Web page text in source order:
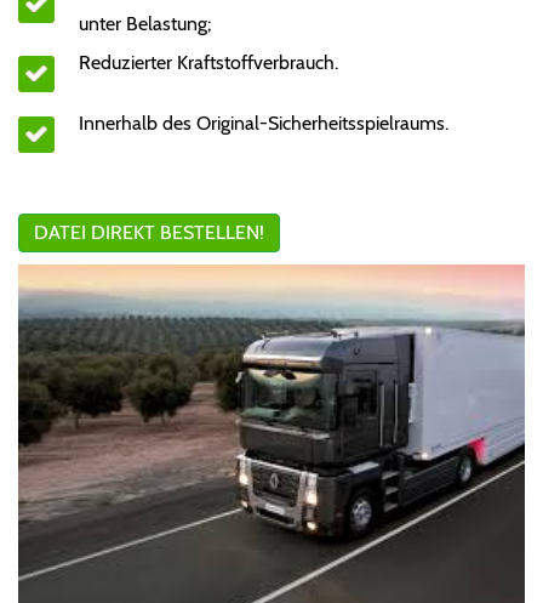
unter Belastung;
Reduzierter Kraftstoffverbrauch.
Innerhalb des Original-Sicherheitsspielraums.
DATEI DIREKT BESTELLEN!